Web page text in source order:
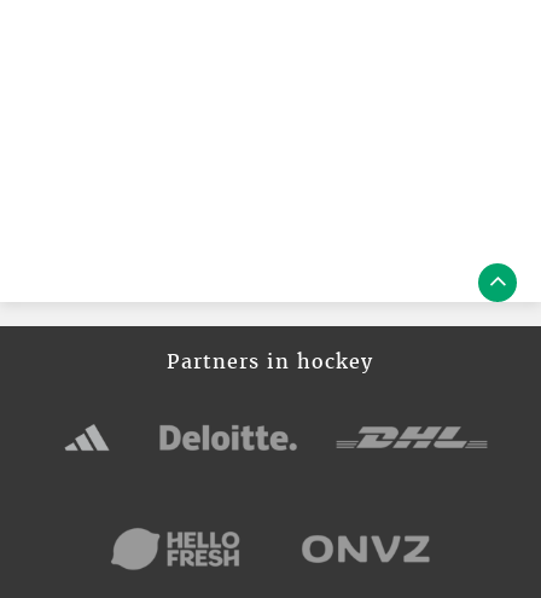
Partners in hockey